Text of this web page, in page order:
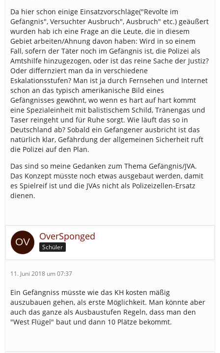
Da hier schon einige Einsatzvorschläge("Revolte im
Gefängnis", Versuchter Ausbruch", Ausbruch" etc.) geäußert
wurden hab ich eine Frage an die Leute, die in diesem
Gebiet arbeiten/Ahnung davon haben: Wird in so einem
Fall, sofern der Täter noch im Gefängnis ist, die Polizei als
Amtshilfe hinzugezogen, oder ist das reine Sache der Justiz?
Oder differnziert man da in verschiedene
Eskalationsstufen? Man ist ja durch Fernsehen und Internet
schon an das typisch amerikanische Bild eines
Gefängnisses gewöhnt, wo wenn es hart auf hart kommt
eine Spezialeinheit mit balistischem Schild, Tränengas und
Taser reingeht und für Ruhe sorgt. Wie läuft das so in
Deutschland ab? Sobald ein Gefangener ausbricht ist das
natürlich klar, Gefährdung der allgemeinen Sicherheit ruft
die Polizei auf den Plan.
Das sind so meine Gedanken zum Thema Gefängnis/JVA.
Das Konzept müsste noch etwas ausgebaut werden, damit
es Spielreif ist und die JVAs nicht als Polizeizellen-Ersatz
dienen.
OverSponged
Schüler
11. Juni 2018 um 07:37
Ein Gefängniss müsste wie das KH kosten mäßig
auszubauen gehen, als erste Möglichkeit. Man könnte aber
auch das ganze als Ausbaustufen Regeln, dass man den
"West Flügel" baut und dann 10 Plätze bekommt.